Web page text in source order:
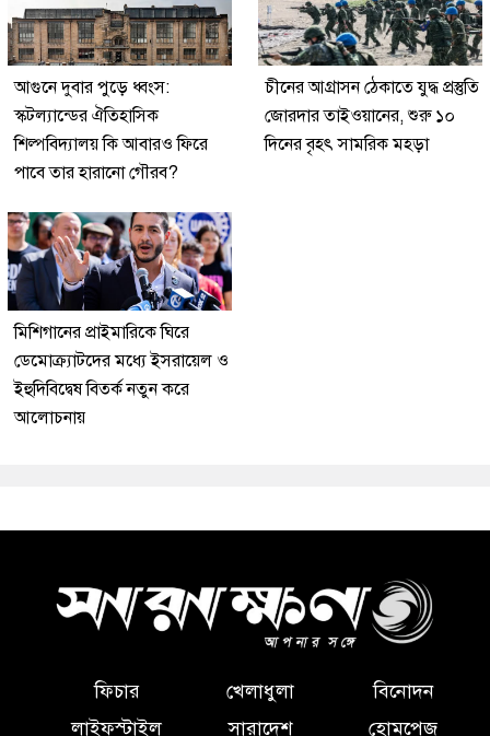
আগুনে দুবার পুড়ে ধ্বংস:
স্কটল্যান্ডের ঐতিহাসিক
শিল্পবিদ্যালয় কি আবারও ফিরে
পাবে তার হারানো গৌরব?
চীনের আগ্রাসন ঠেকাতে যুদ্ধ প্রস্তুতি
জোরদার তাইওয়ানের, শুরু ১০
দিনের বৃহৎ সামরিক মহড়া
মিশিগানের প্রাইমারিকে ঘিরে
ডেমোক্র্যাটদের মধ্যে ইসরায়েল ও
ইহুদিবিদ্বেষ বিতর্ক নতুন করে
আলোচনায়
ফিচার খেলাধুলা
বিনোদন
লাইফস্টাইল
সারাদেশ হোমপেজ